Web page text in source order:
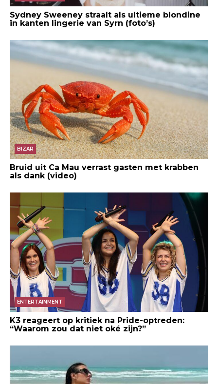
Sydney Sweeney straalt als ultieme blondine
in kanten lingerie van Syrn (foto’s)
BIZAR
Bruid uit Ca Mau verrast gasten met krabben
als dank (video)
ENTERTAINMENT
K3 reageert op kritiek na Pride-optreden:
“Waarom zou dat niet oké zijn?”